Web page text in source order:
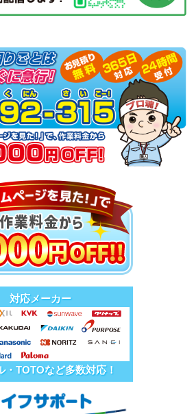
対応メーカー
・TOTOなど多数対応！